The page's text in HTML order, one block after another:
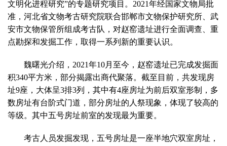
文明化进程研究”的专题研究项目。2021年经国家文物局批
准，河北省文物考古研究院联合邯郸市文物保护研究所、武
安市文物保管所组成考古队，对赵窑遗址进行全面调查、重
点勘探和发掘工作，取得一系列新的重要认识。
魏曙光介绍，2021年10月至今，赵窑遗址已完成发掘面
积340平方米，部分揭露出商代聚落。截至目前，共发现房
址9座，大体呈3排3列，其中有4座房址为前后双室形制，多
数房址有台阶式门道，部分房址的人祭现象，体现了较高的
等级。其中五号房址前室的发现最为重要。
考古人员发掘发现，五号房址是一座半地穴双室房址，